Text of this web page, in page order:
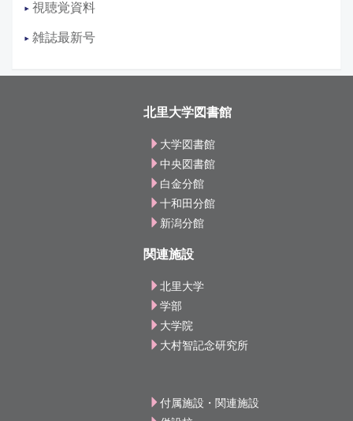
視聴覚資料
雑誌最新号
北里大学図書館
大学図書館
中央図書館
白金分館
十和田分館
新潟分館
関連施設
北里大学
学部
大学院
大村智記念研究所
付属施設・関連施設